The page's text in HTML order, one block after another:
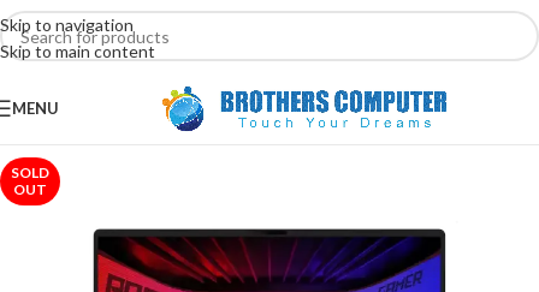
Skip to navigation
Skip to main content
MENU
SOLD
OUT